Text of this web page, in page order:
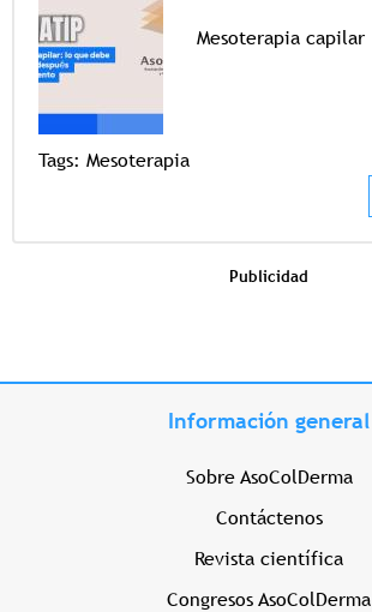
Mesoterapia capilar
Tags: Mesoterapia
Publicidad
Información general
Sobre AsoColDerma
Contáctenos
Revista científica
Congresos AsoColDerma